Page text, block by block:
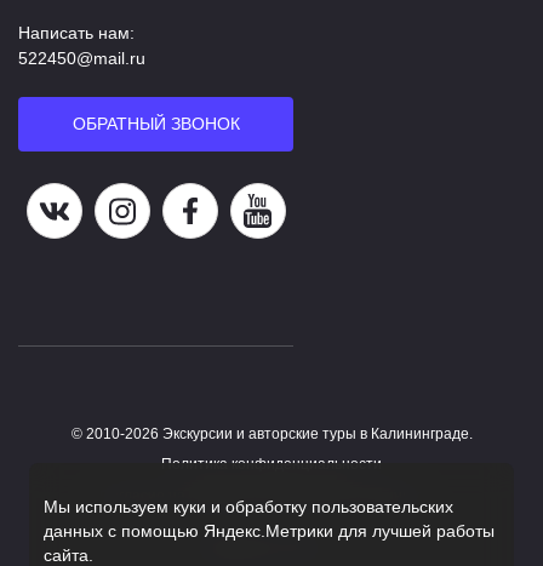
Написать нам:
522450@mail.ru
ОБРАТНЫЙ ЗВОНОК
Наша группа в ВКНаша страница в Instagram
Наша группа в Facebook
Наш канал на YouTube
© 2010-2026 Экскурсии и авторские туры в Калининграде.
Политика конфиденциальности
Работает на HostCMS
Мы используем куки и обработку пользовательских
данных с помощью Яндекс.Метрики для лучшей работы
сайта.